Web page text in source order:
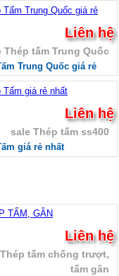
Liên hệ
Thép tấm Trung Quốc
Trung Quốc giá rẻ
Liên hệ
sale Thép tấm ss400
giá rẻ nhất
Liên hệ
tấm chống trượt,
tấm gân